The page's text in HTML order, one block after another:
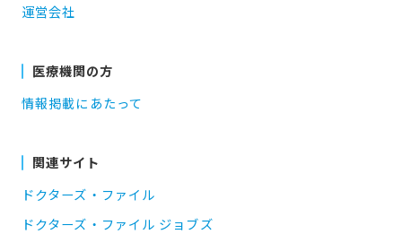
運営会社
医療機関の方
情報掲載にあたって
関連サイト
ドクターズ・ファイル
ドクターズ・ファイル ジョブズ